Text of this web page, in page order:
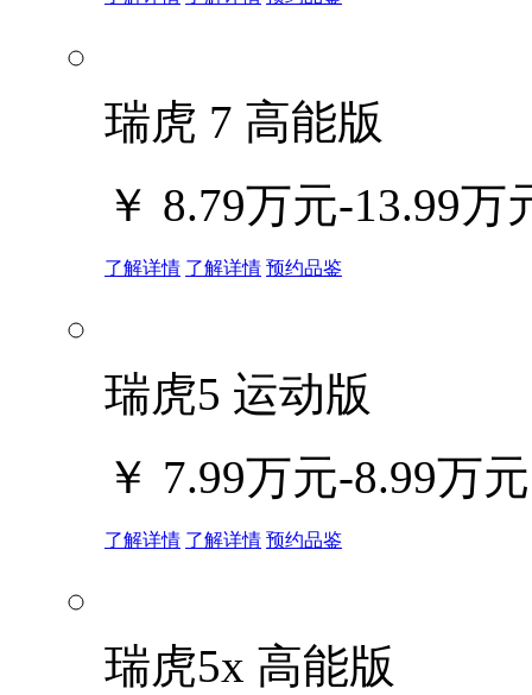
瑞虎 7 高能版
￥ 8.79万元-13.99万
了解详情 了解详情 预约品鉴
瑞虎5 运动版
￥ 7.99万元-8.99万元
了解详情 了解详情 预约品鉴
瑞虎5x 高能版